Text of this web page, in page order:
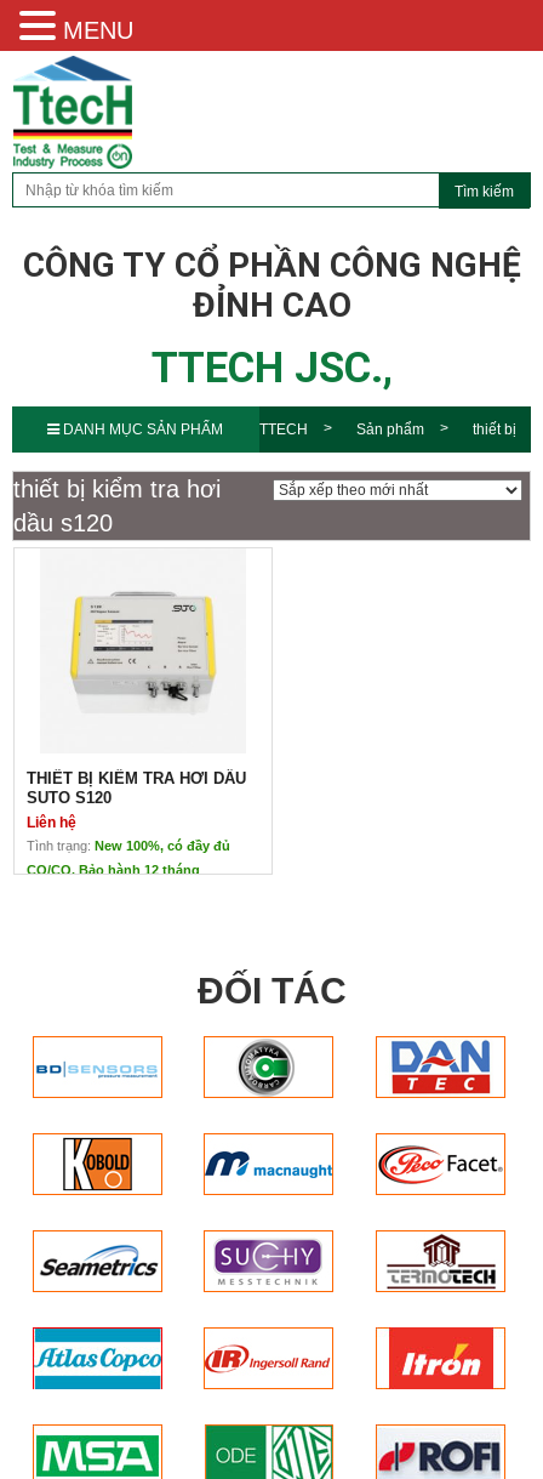
CÔNG TY CỔ PHẦN CÔNG NGHỆ
ĐỈNH CAO
TTECH JSC.,
DANH MỤC SẢN PHẨM TTECH Sản phẩm thiết bị
kiểm tra hơi dầu s120
thiết bị kiểm tra hơi
dầu s120
THIẾT BỊ KIỂM TRA HƠI DẦU
SUTO S120
Liên hệ
Tình trạng: New 100%, có đầy đủ
CO/CQ. Bảo hành 12 tháng
Ứng dụng: Đo hàm lượng
hơi dầu trong khí nén và
S120 giúp kiểm tra, giám
sát hàm lượng dầu của khí
nén liên tục, cố định
Và có thể kiểm tra tại chỗ
thiết bị di động kết hợp
với S551.
Việc lắp đặt đơn giản,
hiệu suất vượt trội khiến
lý tưởng khi cần đo,
và theo dõi hàm lượng
dầu còn lại .
ĐỐI TÁC
MENU